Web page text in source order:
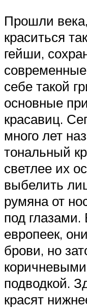
Прошли
краситься
гейши,
себе такой
основные
красавиц.
много лет
тональный
светлее их
выбелить
румяна от
под глазами.
европеек,
брови, но
подводкой.
красят